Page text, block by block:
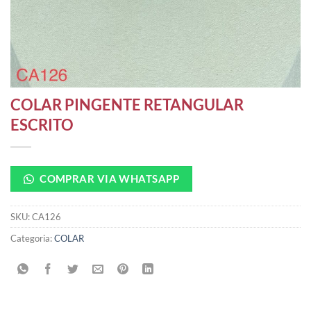
COLAR PINGENTE RETANGULAR
ESCRITO
COMPRAR VIA WHATSAPP
SKU:CA126
Categoria:COLAR